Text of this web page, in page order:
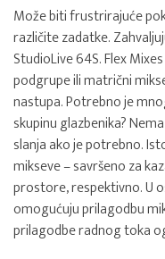
Može biti frustrirajuće
različite zadatke.
StudioLive 64S. Flex
podgrupe ili matrični
nastupa. Potrebno je
skupinu glazbenika?
slanja ako je potrebno.
mikseve – savršeno za
prostore, respektivno. U
omogućuju prilagodbu
prilagodbe radnog toka